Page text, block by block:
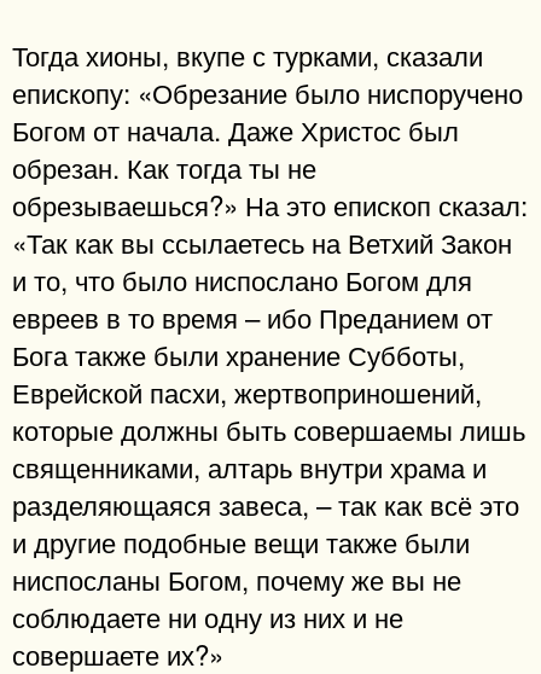
Тогда хионы, вкупе с турками, сказали
епископу: «Обрезание было ниспоручено
Богом от начала. Даже Христос был
обрезан. Как тогда ты не
обрезываешься?» На это епископ сказал:
«Так как вы ссылаетесь на Ветхий Закон
и то, что было ниспослано Богом для
евреев в то время – ибо Преданием от
Бога также были хранение Субботы,
Еврейской пасхи, жертвоприношений,
которые должны быть совершаемы лишь
священниками, алтарь внутри храма и
разделяющаяся завеса, – так как всё это
и другие подобные вещи также были
ниспосланы Богом, почему же вы не
соблюдаете ни одну из них и не
совершаете их?»